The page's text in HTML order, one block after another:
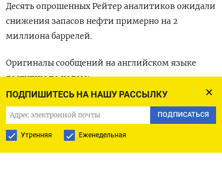
ПОДПИШИТЕСЬ НА НАШУ РАССЫЛКУ
ПОДПИСАТЬСЯ
Утренняя Еженедельная
Десять опрошенных Рейтер аналитиков ожидали
снижения запасов нефти примерно на 2
миллиона баррелей.
Оригиналы сообщений на английском языке
доступны по кодам:
(Стефани Келли, Ноэл Джон)
ПОДПИСАТЬСЯ НА ТЕЛЕГРАМ